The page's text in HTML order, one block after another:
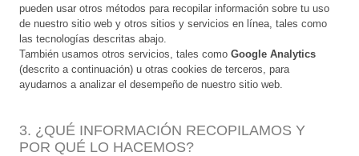
pueden usar otros métodos para recopilar información sobre tu uso
de nuestro sitio web y otros sitios y servicios en línea, tales como
las tecnologías descritas abajo.
También usamos otros servicios, tales como Google Analytics
(descrito a continuación) u otras cookies de terceros, para
ayudarnos a analizar el desempeño de nuestro sitio web.
3. ¿QUÉ INFORMACIÓN RECOPILAMOS Y
POR QUÉ LO HACEMOS?